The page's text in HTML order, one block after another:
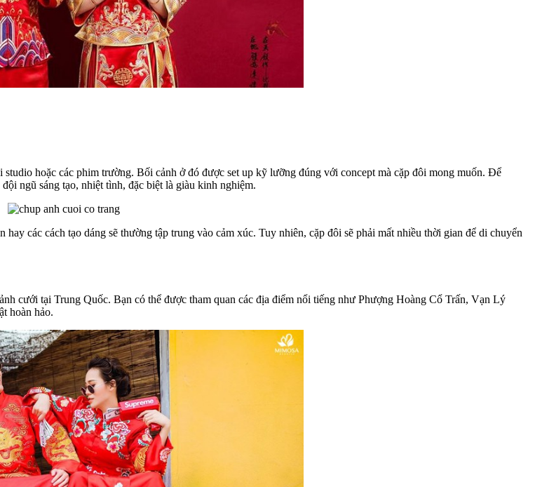
hoặc các phim trường. Bối cảnh ở đó được set up kỹ lưỡng đúng với concept mà cặp đôi mong muốn. Để
ngũ sáng tạo, nhiệt tình, đặc biệt là giàu kinh nghiệm.
các cách tạo dáng sẽ thường tập trung vào cảm xúc. Tuy nhiên, cặp đôi sẽ phải mất nhiều thời gian để di chuyển
cưới tại Trung Quốc. Bạn có thể được tham quan các địa điểm nổi tiếng như Phượng Hoàng Cổ Trấn, Vạn Lý
hoàn hảo.